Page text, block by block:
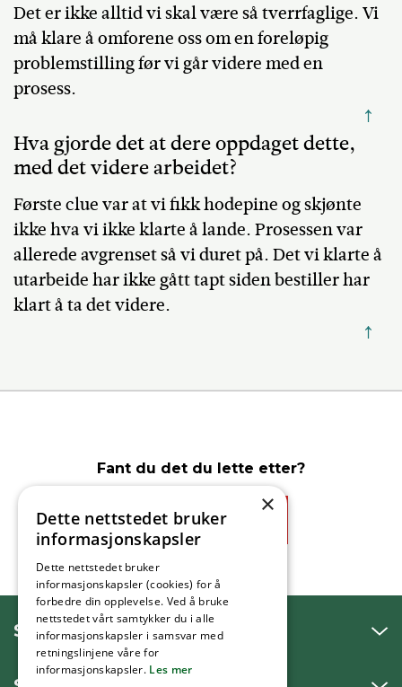
Det er ikke alltid vi skal være så tverrfaglige. Vi
må klare å omforene oss om en foreløpig
problemstilling før vi går videre med en
prosess.
↑
Hva gjorde det at dere oppdaget dette,
med det videre arbeidet?
Første clue var at vi fikk hodepine og skjønte
ikke hva vi ikke klarte å lande. Prosessen var
allerede avgrenset så vi duret på. Det vi klarte å
utarbeide har ikke gått tapt siden bestiller har
klart å ta det videre.
↑
Fant du det du lette etter?
Ja
SNAKK MED OSS
×
Dette nettstedet bruker
informasjonskapsler
Dette nettstedet bruker
informasjonskapsler (cookies) for å
forbedre din opplevelse. Ved å bruke
nettstedet vårt samtykker du i alle
informasjonskapsler i samsvar med
retningslinjene våre for
informasjonskapsler. Les mer